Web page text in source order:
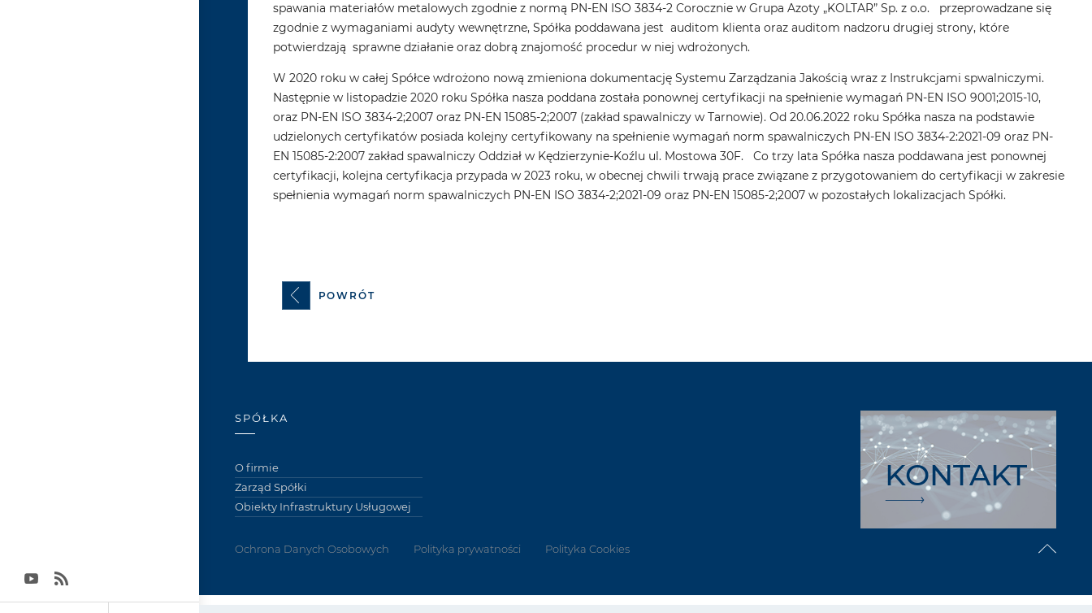
spawania materiałów metalowych zgodnie z normą PN-EN ISO 3834-2 Corocznie w Grupa Azoty „KOLTAR” Sp. z o.o. przeprowadzane się
zgodnie z wymaganiami audyty wewnętrzne, Spółka poddawana jest auditom klienta oraz auditom nadzoru drugiej strony, które
potwierdzają sprawne działanie oraz dobrą znajomość procedur w niej wdrożonych.
W 2020 roku w całej Spółce wdrożono nową zmieniona dokumentację Systemu Zarządzania Jakością wraz z Instrukcjami spwalniczymi.
Następnie w listopadzie 2020 roku Spółka nasza poddana została ponownej certyfikacji na spełnienie wymagań PN-EN ISO 9001;2015-10,
oraz PN-EN ISO 3834-2;2007 oraz PN-EN 15085-2;2007 (zakład spawalniczy w Tarnowie). Od 20.06.2022 roku Spółka nasza na podstawie
udzielonych certyfikatów posiada kolejny certyfikowany na spełnienie wymagań norm spawalniczych PN-EN ISO 3834-2:2021-09 oraz PN-
EN 15085-2:2007 zakład spawalniczy Oddział w Kędzierzynie-Koźlu ul. Mostowa 30F. Co trzy lata Spółka nasza poddawana jest ponownej
certyfikacji, kolejna certyfikacja przypada w 2023 roku, w obecnej chwili trwają prace związane z przygotowaniem do certyfikacji w zakresie
spełnienia wymagań norm spawalniczych PN-EN ISO 3834-2;2021-09 oraz PN-EN 15085-2;2007 w pozostałych lokalizacjach Spółki.
POWRÓT
SPÓŁKA
O firmie
Zarząd Spółki
Obiekty Infrastruktury Usługowej
KONTAKT
Ochrona Danych Osobowych Polityka prywatności Polityka Cookies